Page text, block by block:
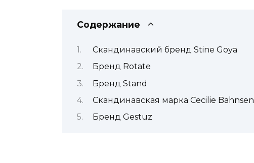
Содержание
Скандинавский бренд Stine Goya
Бренд Rotate
Бренд Stand
Скандинавская марка Cecilie Bahnsen
Бренд Gestuz